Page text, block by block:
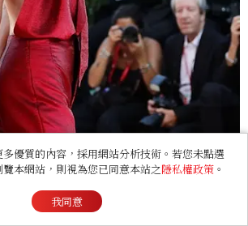
優質的內容，採用網站分析技術。若您未點選
覽本網站，則視為您已同意本站之隱私權政策 。
我同意